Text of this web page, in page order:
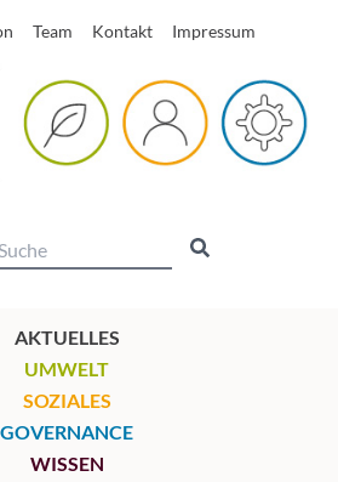
Team Kontakt Impressum
AKTUELLES
UMWELT
SOZIALES
GOVERNANCE
WISSEN